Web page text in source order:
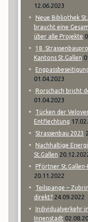
12.06.2023
Neue Bibliothek
braucht eine
über alle Projekte
18.
Kantons St.Gallen
01.04.2023
Rorschach bricht
01.04.2023
Tücken der
Entflechtung
Strassenbau 2023
Nachhaltige
St.Gallen
Pförtner St.Gallen-
20.11.2022
Teilspange –
direkt? 24.09.2022
Individualverkehr
Innenstadt